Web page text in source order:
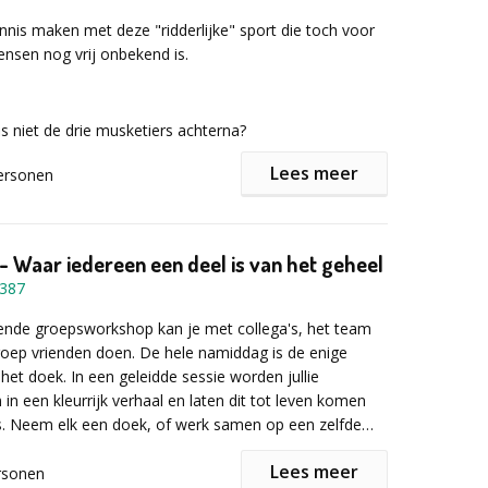
informatie of een vrijbljvende offerte het
in!
maken met deze "ridderlijke" sport die toch voor
nog vrij onbekend is.
niet de drie musketiers achterna?
wordt er een basisuitrusting voorzien: een
Lees meer
Waar iedereen een deel is van het geheel
groepsworkshop kan je met collega's, het team
vrienden doen. De hele namiddag is de enige
doek. In een geleidde sessie worden jullie
een kleurrijk verhaal en laten dit tot leven komen
Neem elk een doek, of werk samen op een zelfde
Lees meer